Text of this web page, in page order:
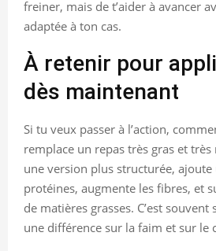
freiner, mais de t’aider à avancer
adaptée à ton cas.
À retenir pour
dès maintenant
Si tu veux passer à l’action,
remplace un repas très gras et
une version plus structurée,
protéines, augmente les fibres, et
de matières grasses. C’est
une différence sur la faim et sur le